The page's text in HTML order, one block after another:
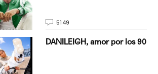
5149
DANILEIGH, amor por los 90